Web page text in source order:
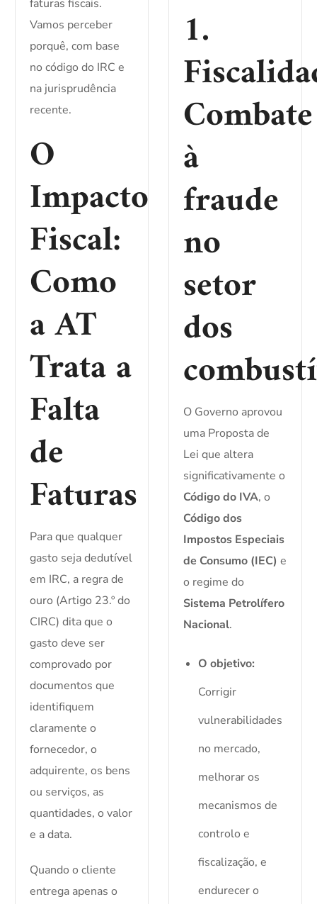
faturas fiscais.
Vamos perceber
porquê, com base
no código do IRC e
na jurisprudência
recente.
O
Impacto
Fiscal:
Como
a AT
Trata a
Falta
de
Faturas
Para que qualquer
gasto seja dedutível
em IRC, a regra de
ouro (Artigo 23.º do
CIRC) dita que o
gasto deve ser
comprovado por
documentos que
identifiquem
claramente o
fornecedor, o
adquirente, os bens
ou serviços, as
quantidades, o valor
e a data.
Quando o cliente
entrega apenas o
1.
Combate
à
fraude
no
setor
dos
O Governo aprovou
uma Proposta de
Lei que altera
significativamente o
Código do IVA, o
Código dos
Impostos Especiais
de Consumo (IEC) e
o regime do
Sistema Petrolífero
Nacional.
O objetivo:
Corrigir
vulnerabilidades
no mercado,
melhorar os
mecanismos de
controlo e
fiscalização, e
endurecer o